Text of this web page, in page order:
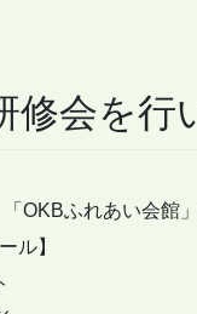
修会を行
OKBふれあい会館
ル】